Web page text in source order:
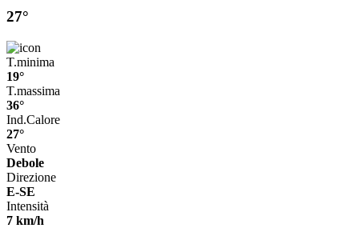
27°
T.minima
19°
T.massima
36°
Ind.Calore
27°
Vento
Debole
Direzione
E-SE
Intensità
7 km/h